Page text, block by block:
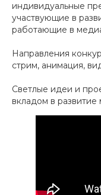
индивидуальные
участвующие в
работающие в
Направления
стрим, анимация,
Светлые идеи и
вкладом в